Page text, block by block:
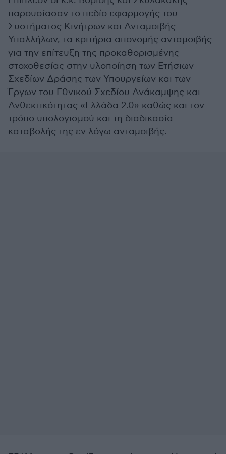
παρουσίασαν το πεδίο εφαρμογής του
Συστήματος Κινήτρων και Ανταμοιβής
Υπαλλήλων, τα κριτήρια απονομής ανταμοιβής
για την επίτευξη της προκαθορισμένης
στοχοθεσίας στην υλοποίηση των Ετήσιων
Σχεδίων Δράσης των Υπουργείων και των
Έργων του Εθνικού Σχεδίου Ανάκαμψης και
Ανθεκτικότητας «Ελλάδα 2.0» καθώς και τον
τρόπο υπολογισμού και τη διαδικασία
καταβολής της εν λόγω ανταμοιβής.